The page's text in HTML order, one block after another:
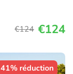
€124 €124
41% réduction